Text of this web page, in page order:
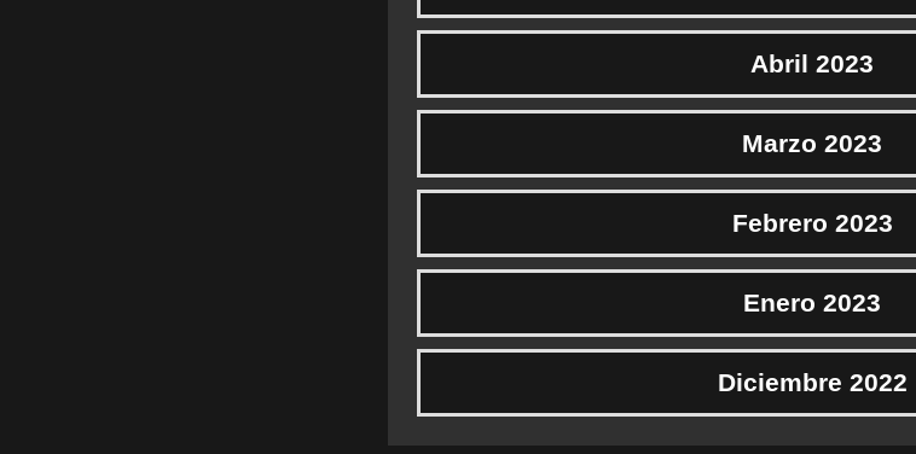
Abril 2023
Marzo 2023
Febrero 2023
Enero 2023
Diciembre 2022